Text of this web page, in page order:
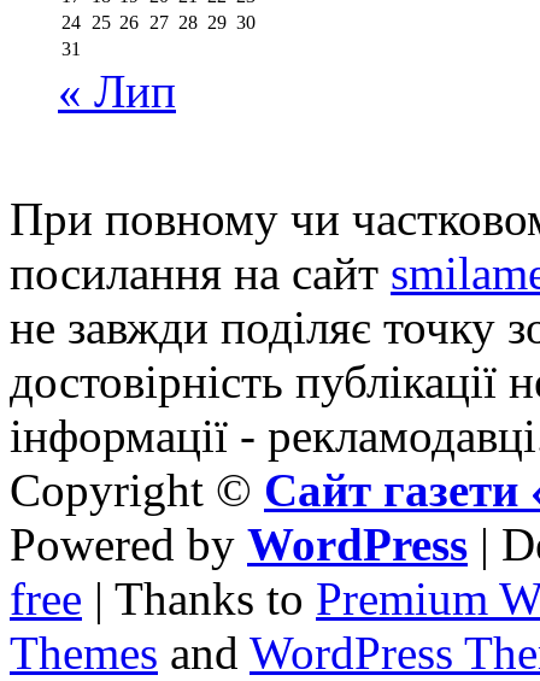
24 25 26 27 28 29 30
31
« Лип
При повному чи
посилання на сайт
не завжди поділяє точку
достовірність публікації
інформації -
Copyright © Сайт
Powered by WordPress |
free | Thanks to Premium
Themes and WordPress